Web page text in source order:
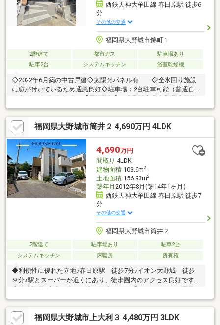
西鉄天神大牟田線 春日原駅 徒歩6
分
その他の交通
福岡県大野城市錦町１
2階建て 都市ガス
駐車場あり
駐車2台
システムキッチン 浴室乾燥機
◇2022年6月築の中古戸建◇太陽光パネル有 ◇全水回り施設
に窓が付いているため通風良好◇駐車場：2台駐車可能（普通自
まで830m 徒歩11分2.大野城市立御陵中学校まで2430m 徒歩31分
3.イオン大野城店まで620m 徒歩8分
福岡県大野城市筒井２ 4,690万円 4LDK
4,690万円
間取り 4LDK
建物面積103.9m2
土地面積156.93m2
築年月 2012年8月(築14年1ヶ月)
西鉄天神大牟田線 春日原駅 徒歩7
分
その他の交通
福岡県大野城市筒井２
2階建て 駐車場あり
駐車2台
システムキッチン
床暖房 所有権
◆利便性に優れた立地♪春日原駅 徒歩7分♪イオン大野城 徒歩
９分♪駅とスーパーが近くにあり、徒歩圏内のアクセス良好です！
付♪◆九州八重洲施工の住宅♪デザインや性能のクオリティ含めて
優れております♪◆車2台駐車可能！平坦地のため、スムーズに駐
車いただけます♪◆書斎・WIC・2面バルコニー！収納力と使い勝
福岡県大野城市上大利３ 4,480万円 3LDK